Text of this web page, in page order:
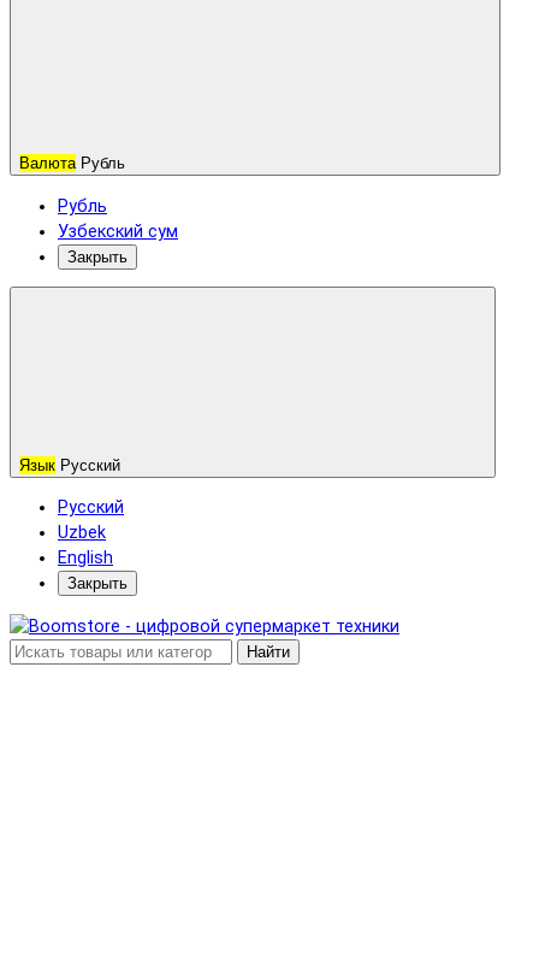
Валюта Рубль
Рубль
Узбекский сум
Закрыть
Язык Русский
Русский
Uzbek
English
Закрыть
Найти